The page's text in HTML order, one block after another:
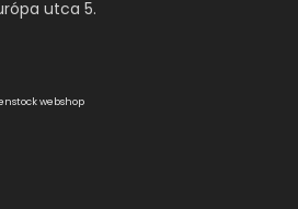
utca 5.
webshop